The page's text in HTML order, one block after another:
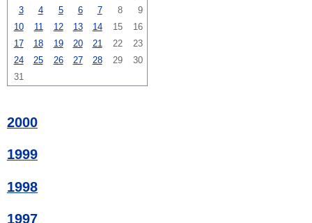
3
4 5 6 7 8
9
10
11 12 13 14 15
16
17
18 19 20 21 22
23
24
25 26 27 28 29
30
31
2000
1999
1998
1997